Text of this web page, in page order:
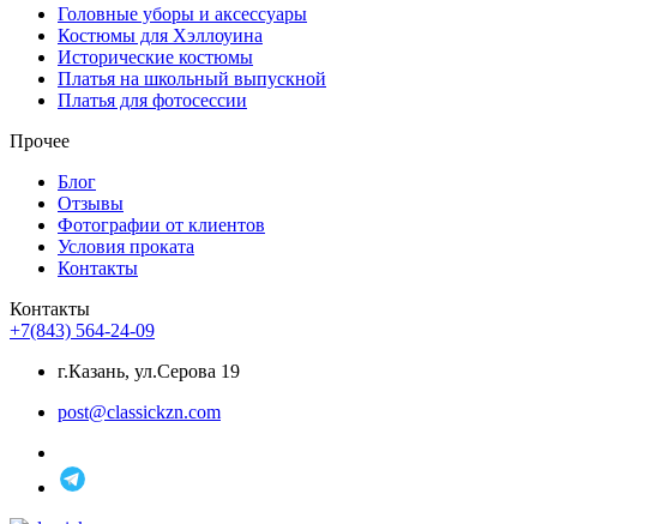
Головные уборы и аксессуары
Костюмы для Хэллоуина
Исторические костюмы
Платья на школьный выпускной
Платья для фотосессии
Прочее
Блог
Отзывы
Фотографии от клиентов
Условия проката
Контакты
Контакты
+7(843) 564-24-09
г.Казань, ул.Серова 19
post@classickzn.com